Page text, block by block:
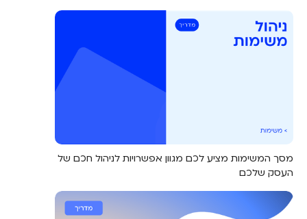
מסך המשימות מציע לכם מגוון אפשרויות לניהול חכם של
העסק שלכם